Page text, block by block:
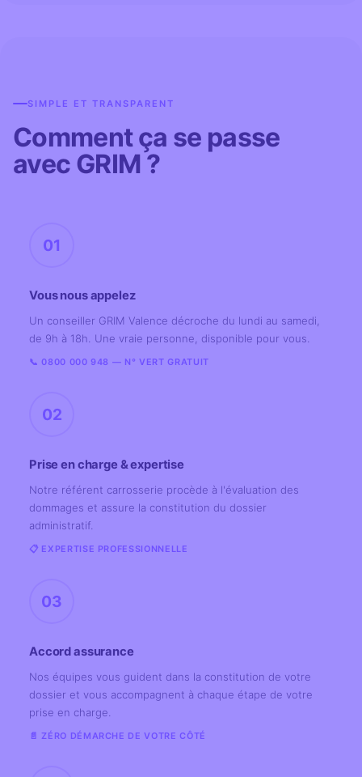
SIMPLE ET TRANSPARENT
Comment ça se passe
avec GRIM ?
01
Vous nous appelez
Un conseiller GRIM Valence décroche du lundi au samedi,
de 9h à 18h. Une vraie personne, disponible pour vous.
📞 0800 000 948 — N° VERT GRATUIT
02
Prise en charge & expertise
Notre référent carrosserie procède à l'évaluation des
dommages et assure la constitution du dossier
administratif.
📋 EXPERTISE PROFESSIONNELLE
03
Accord assurance
Nos équipes vous guident dans la constitution de votre
dossier et vous accompagnent à chaque étape de votre
prise en charge.
📄 ZÉRO DÉMARCHE DE VOTRE CÔTÉ